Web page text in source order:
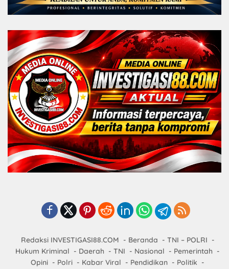
Redaksi INVESTIGASI88.COM Beranda
TNI – POLRI
Hukum Kriminal
Daerah TNI Nasional
Pemerintah
Opini
Polri Kabar Viral Pendidikan Politik